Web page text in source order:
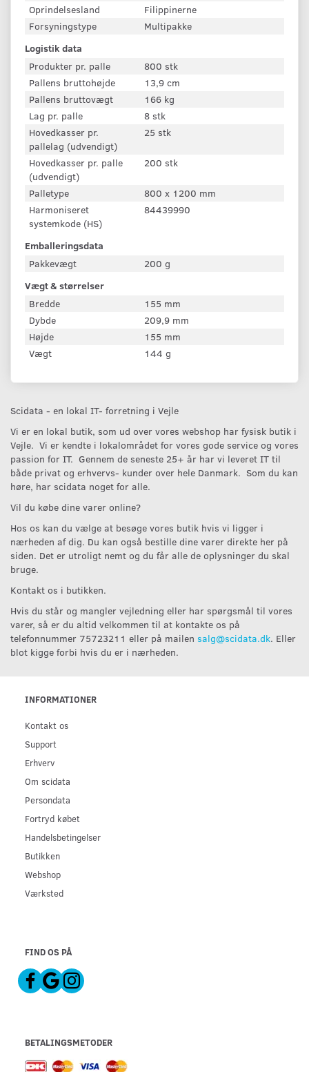
Oprindelsesland
Filippinerne
Forsyningstype
Multipakke
Logistik data
Produkter pr. palle
800 stk
Pallens bruttohøjde
13,9 cm
Pallens bruttovægt
166 kg
Lag pr. palle
8 stk
Hovedkasser pr.
pallelag (udvendigt)
25 stk
Hovedkasser pr. palle
(udvendigt)
200 stk
Palletype
800 x 1200 mm
Harmoniseret
systemkode (HS)
84439990
Emballeringsdata
Pakkevægt
200 g
Vægt & størrelser
Bredde
155 mm
Dybde
209,9 mm
Højde
155 mm
Vægt
144 g
Scidata - en lokal IT- forretning i Vejle
Vi er en lokal butik, som ud over vores webshop har fysisk butik i
Vejle. Vi er kendte i lokalområdet for vores gode service og vores
passion for IT. Gennem de seneste 25+ år har vi leveret IT til
både privat og erhvervs- kunder over hele Danmark. Som du kan
høre, har scidata noget for alle.
Vil du købe dine varer online?
Hos os kan du vælge at besøge vores butik hvis vi ligger i
nærheden af dig. Du kan også bestille dine varer direkte her på
siden. Det er utroligt nemt og du får alle de oplysninger du skal
bruge.
Kontakt os i butikken.
Hvis du står og mangler vejledning eller har spørgsmål til vores
varer, så er du altid velkommen til at kontakte os på
telefonnummer 75723211 eller på mailen salg@scidata.dk. Eller
blot kigge forbi hvis du er i nærheden.
INFORMATIONER
Kontakt os
Support
Erhverv
Om scidata
Persondata
Fortryd købet
Handelsbetingelser
Butikken
Webshop
Værksted
FIND OS PÅ
BETALINGSMETODER